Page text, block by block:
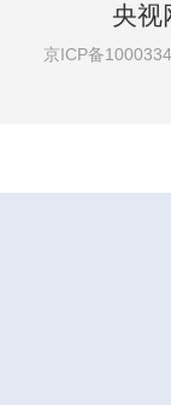
央视
京ICP备